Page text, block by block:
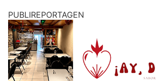
PUBLIREPORTAGEN